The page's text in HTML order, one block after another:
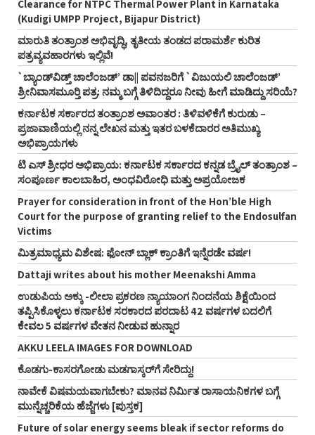
Clearance for NTPC Thermal Power Plant in Karnataka
(Kudigi UMPP Project, Bijapur District)
ಮಾರುತಿ ತಂತ್ರಾಂಶ ಅಭಿವೃದ್ಧಿ, ತೃತೀಯ ತಂಡದ ಪರಾಮರ್ಶೆ ಕುರಿತ
ಪತ್ರವ್ಯವಹಾರಗಳು ಇಲ್ಲಿವೆ!
`ಬ್ಯಾಂಡ್‌ವಿಡ್ತ್‌ ಚಾಲೆಂಜಡ್‌’ ಡಾ|| ಪವನಜರಿಗೆ `ವಿಜುಯಲಿ ಚಾಲೆಂಜಡ್‌’
ಶ್ರೀನಿವಾಸಮೂರ್‍ತಿ ಪತ್ರ: ನಮ್ಮ ಬಗ್ಗೆ ತಿಳಿದಿದ್ದರೂ ನೀವು ಹೀಗೆ ಮಾಡಿದ್ದು ಸರಿಯೆ?
ಕರ್ನಾಟಕ ಸರ್ಕಾರದ ತಂತ್ರಾಂಶ ಅವಾಂತರ : ತಿಳಿವಳಿಕೆಗೆ ಕುರುಡು –
ಪ್ರಜಾವಾಣಿಯಲ್ಲಿ ನನ್ನ ಲೇಖನ ಮತ್ತು ಇತರ ಬಳಕೆದಾರರ ಅತಿಮುಖ್ಯ
ಅಭಿಪ್ರಾಯಗಳು
ಟಿ ಎಸ್‌ ಶ್ರೀಧರ ಅಭಿಪ್ರಾಯ: ಕರ್ನಾಟಕ ಸರ್ಕಾರದ ಕನ್ನಡ ಬ್ರೈಲ್‌ ತಂತ್ರಾಂಶ –
ಸಂಪೂರ್ಣ ಕಾಲಬಾಹಿರ, ಅಂಧವಿರೋಧಿ ಮತ್ತು ಅಪ್ರಯೋಜಕ
Prayer for consideration in front of the Hon’ble High
Court for the purpose of granting relief to the Endosulfan
Victims
ಮಿತ್ರಮಾಧ್ಯಮ ವಿಶೇಷ: ಫೋನ್‌ ಬ್ಲಾಕ್‌ ಕ್ರಾಂತಿಗೆ ಇನ್ನೆರಡೇ ವರ್ಷ!
Dattaji writes about his mother Meenakshi Amma
ಉಡುಪಿಯ ಅಕ್ಕು -ಲೀಲಾ ಪ್ರಕರಣ ನ್ಯಾಯಾಂಗ ನಿಂದನೆಯ ಶಿಕ್ಷೆಯಿಂದ
ತಪ್ಪಿಸಿಕೊಳ್ಳಲು ಕರ್ನಾಟಕ ಸರಕಾರದ ಪರದಾಟ 42 ವರ್ಷಗಳ ಬದಲಿಗೆ
ಕೇವಲ 5 ವರ್ಷಗಳ ವೇತನ ನೀಡುವ ಹುನ್ನಾರ
AKKU LEELA IMAGES FOR DOWNLOAD
ಕೊಡಗು-ಕಾಸರಗೋಡು ಮಡಗಾಸ್ಕರ್‌ಗೆ ಸೇರಿದ್ದು!
ನಾವೇಕೆ ವಿಷಮಯವಾಗಬೇಕು? ಮಾನವ ನಿರ್ಮಿತ ರಾಸಾಯನಿಕಗಳ ಬಗ್ಗೆ
ಮುನ್ನೆಚ್ಚರಿಕೆಯ ಹೆಜ್ಜೆಗಳು [ಪುಸ್ತಕ]
Future of solar energy seems bleak if sector reforms do